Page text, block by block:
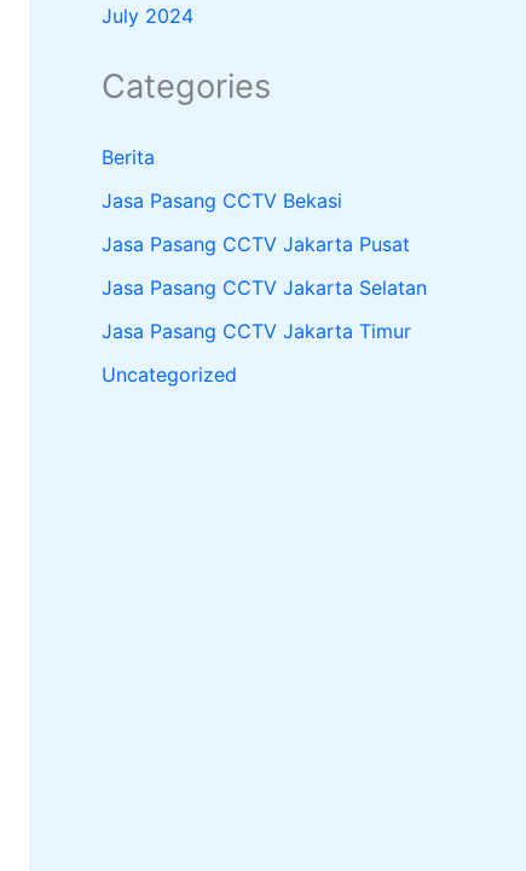
July 2024
Categories
Berita
Jasa Pasang CCTV Bekasi
Jasa Pasang CCTV Jakarta Pusat
Jasa Pasang CCTV Jakarta Selatan
Jasa Pasang CCTV Jakarta Timur
Uncategorized